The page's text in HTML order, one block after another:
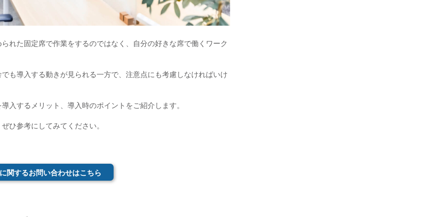
れた固定席で作業をするのではなく、自分の好きな席で働くワーク
も導入する動きが見られる一方で、注意点にも考慮しなければいけ
入するメリット、導入時のポイントをご紹介します。
ひ参考にしてみてください。
関するお問い合わせはこちら